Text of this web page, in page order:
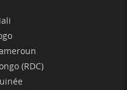
(RDC)